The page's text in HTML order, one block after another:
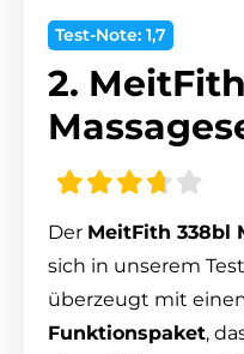
Test-Note: 1,7
2.
Der MeitFith 338bl
sich in unserem
überzeugt mit
Funktionspaket,